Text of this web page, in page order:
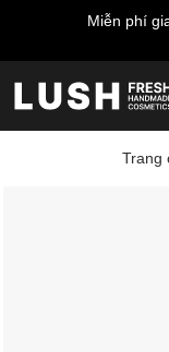
Miễn phí
Trang